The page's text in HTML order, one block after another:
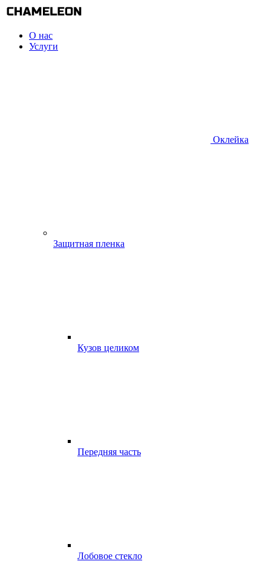
О нас
Услуги
Оклейка
Защитная пленка
Кузов целиком
Передняя часть
Лобовое стекло